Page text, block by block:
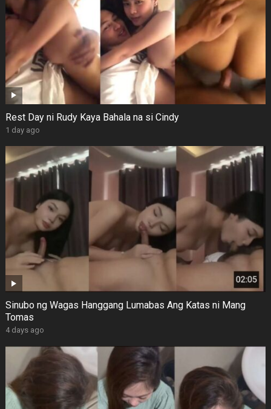
Rest Day ni Rudy Kaya Bahala na si Cindy
1 day ago
Sinubo ng Wagas Hanggang Lumabas Ang Katas ni Mang
Tomas
4 days ago